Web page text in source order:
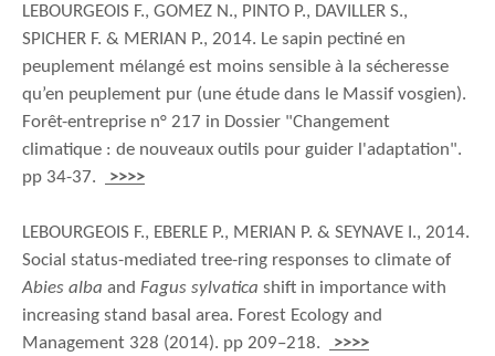
LEBOURGEOIS F., GOMEZ N., PINTO P., DAVILLER S.,
SPICHER F. & MERIAN P., 2014. Le sapin pectiné en
peuplement mélangé est moins sensible à la sécheresse
qu’en peuplement pur (une étude dans le Massif vosgien).
Forêt-entreprise n° 217 in Dossier "Changement
climatique : de nouveaux outils pour guider l'adaptation".
pp 34-37.
>>>>
LEBOURGEOIS F., EBERLE P., MERIAN P. & SEYNAVE I., 2014.
Social status-mediated tree-ring responses to climate of
Abies alba and Fagus sylvatica shift in importance with
increasing stand basal area. Forest Ecology and
Management 328 (2014). pp 209–218.
>>>>